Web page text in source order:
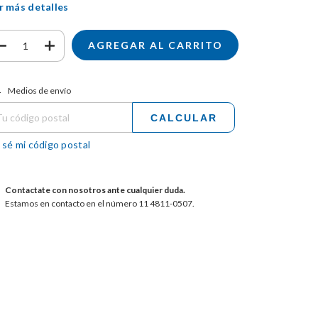
más detalles
para el CP:
Medios de envío
CALCULAR
sé mi código postal
Contactate con nosotros ante cualquier duda.
Estamos en contacto en el número 11 4811-0507.